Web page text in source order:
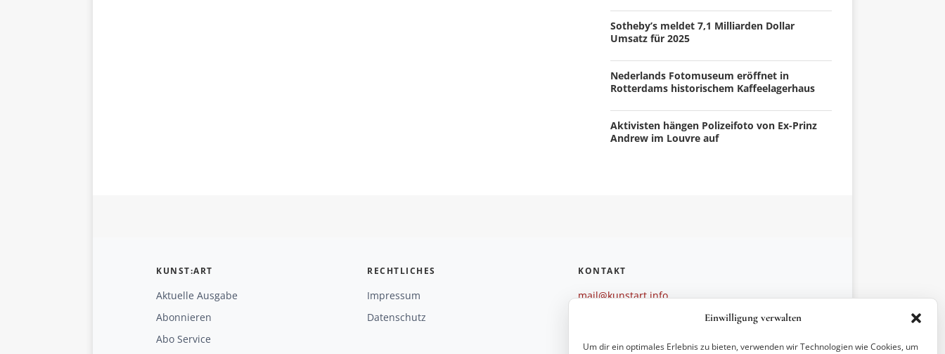
Einwilligung verwalten
Um dir ein optimales Erlebnis zu bieten, verwenden wir Technologien wie Cookies, um
Sotheby’s meldet 7,1 Milliarden Dollar
Umsatz für 2025
Nederlands Fotomuseum eröffnet in
Rotterdams historischem Kaffeelagerhaus
Aktivisten hängen Polizeifoto von Ex-Prinz
Andrew im Louvre auf
KUNST:ART
Aktuelle Ausgabe
Abonnieren
Abo Service
RECHTLICHES
Impressum
Datenschutz
KONTAKT
mail@kunstart.info